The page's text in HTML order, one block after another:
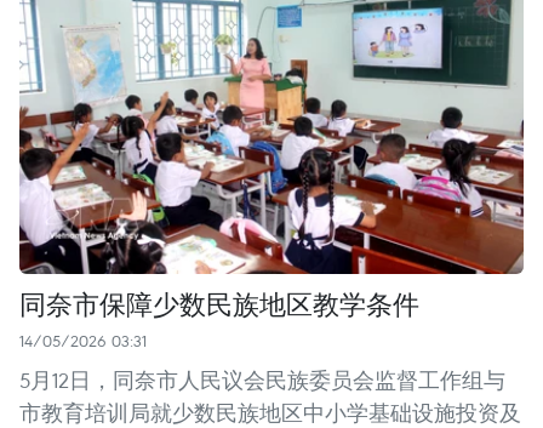
同奈市保障少数民族地区教学条件
14/05/2026 03:31
5月12日，同奈市人民议会民族委员会监督工作组与
市教育培训局就少数民族地区中小学基础设施投资及